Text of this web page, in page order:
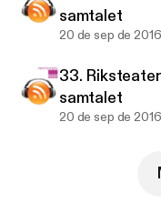
samtalet
20 de sep de 2016
33.
samtalet
20 de sep de 2016